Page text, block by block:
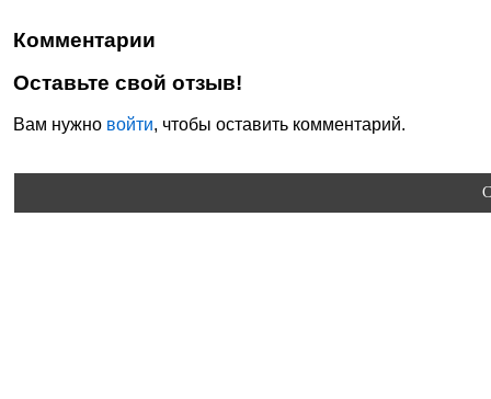
Комментарии
Оставьте свой отзыв!
Вам нужно войти, чтобы оставить комментарий.